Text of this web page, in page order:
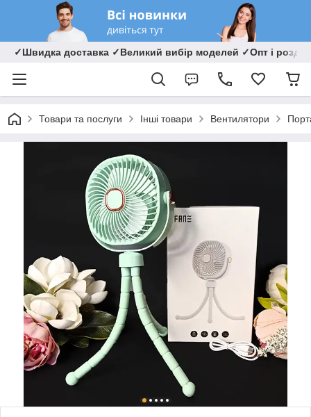
✓Швидка доставка ✓Великий вибір моделей ✓Опт і
Товари та послуги Інші товари Вентилятори